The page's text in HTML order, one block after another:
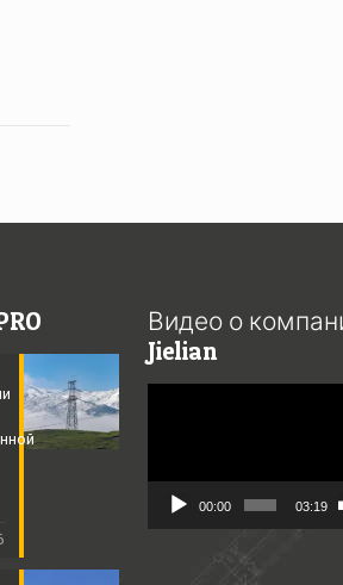
Видео о
Jielian
00:00 03:19